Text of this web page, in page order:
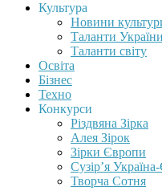
Культура
Новини
Таланти України
Таланти світу
Освіта
Бізнес
Техно
Конкурси
Різдвяна Зірка
Алея Зірок
Зірки Європи
Сузір’я
Творча Сотня